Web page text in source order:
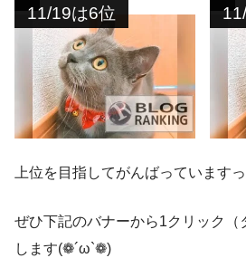
11/19は6位
上位を目指してがんばっていますっ
ぜひ下記のバナーから1クリック（
します(❁´ω`❁)